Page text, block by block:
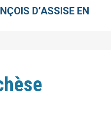
D’ASSISE EN